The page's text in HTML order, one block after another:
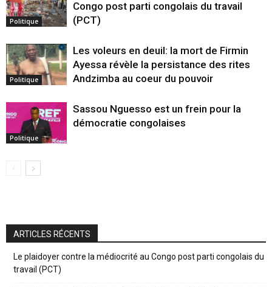
Politique
Congo post parti congolais du travail
(PCT)
Politique
Les voleurs en deuil: la mort de Firmin
Ayessa révèle la persistance des rites
Andzimba au coeur du pouvoir
Politique
Sassou Nguesso est un frein pour la
démocratie congolaises
ARTICLES RÉCENTS
Le plaidoyer contre la médiocrité au Congo post parti congolais du
travail (PCT)